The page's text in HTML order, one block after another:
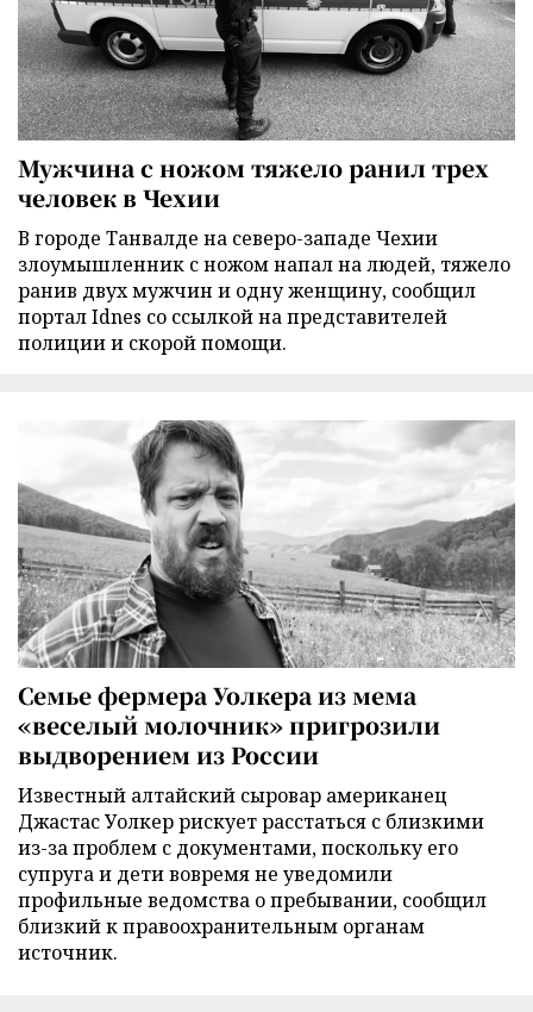
Мужчина с ножом тяжело ранил трех
человек в Чехии
В городе Танвалде на северо-западе Чехии
злоумышленник с ножом напал на людей, тяжело
ранив двух мужчин и одну женщину, сообщил
портал Idnes со ссылкой на представителей
полиции и скорой помощи.
Семье фермера Уолкера из мема
«веселый молочник» пригрозили
выдворением из России
Известный алтайский сыровар американец
Джастас Уолкер рискует расстаться с близкими
из-за проблем с документами, поскольку его
супруга и дети вовремя не уведомили
профильные ведомства о пребывании, сообщил
близкий к правоохранительным органам
источник.